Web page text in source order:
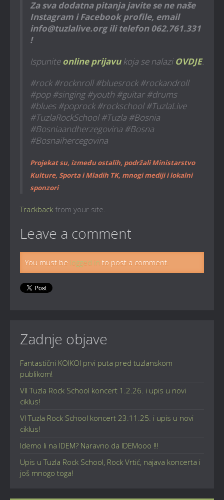
Za sva dodatna pitanja javite se ne naše
Instagram i Facebook profile, email
info@tuzlalive.org ili telefon 062.761.331
!
Ispuniteonline prijavukoja se nalaziOVDJE.
#rock #rocknroll #bluesrock #rockandroll
#pop #singing #youth #guitar #drums
#blues #poprock #rockschool #TuzlaLive
#TuzlaRockSchool #Tuzla #Bosnia
#Bosniaandherzegovina #Bosna
#Bosnaihercegovina
Projekat su, između ostalih, podržali Ministarstvo
Kulture, Sporta i Mladih TK, mnogi mediji i lokalni
sponzori
Trackback from your site.
Leave a comment
You must be logged in to post a comment.
Zadnje objave
Fantastični KOIKOI prvi puta pred tuzlanskom
publikom!
VII Tuzla Rock School koncert 1.2.26. i upis u novi
ciklus!
VI Tuzla Rock School koncert 23.11.25. i upis u novi
ciklus!
Idemo li na IDEM? Naravno da IDEMooo !!!
Upis u Tuzla Rock School, Rock Vrtić, najava koncerta i
još mnogo toga!